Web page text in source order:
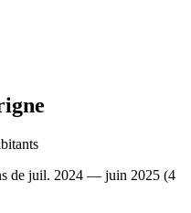
de juil. 2024 — juin 2025 (4